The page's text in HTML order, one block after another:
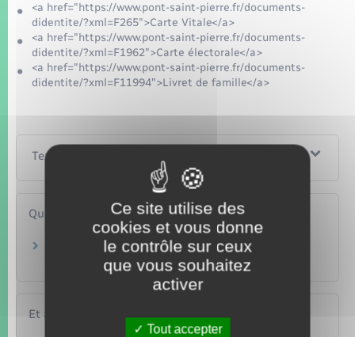
<a href="https://www.pont-saint-pierre.fr/documents-
didentite/?xml=F265">Carte Vitale</a>
<a href="https://www.pont-saint-pierre.fr/documents-
didentite/?xml=F1962">Carte électorale</a>
<a href="https://www.pont-saint-pierre.fr/documents-
didentite/?xml=F11994">Livret de famille</a>
Textes de référence
Questions ? Réponses !
Que faire si je retrouve une pièce d'identité
déclarée perdue ?
Et aussi
Ce site utilise des
cookies et vous donne
le contrôle sur ceux
que vous souhaitez
activer
Tout accepter